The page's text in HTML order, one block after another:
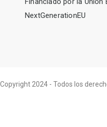
NextGenerationEU
Copyright 2024 - Todos los